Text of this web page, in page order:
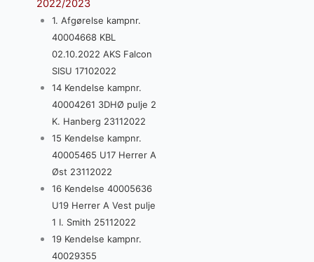
2022/2023
1. Afgørelse kampnr.
40004668 KBL
02.10.2022 AKS Falcon
SISU 17102022
14 Kendelse kampnr.
40004261 3DHØ pulje 2
K. Hanberg 23112022
15 Kendelse kampnr.
40005465 U17 Herrer A
Øst 23112022
16 Kendelse 40005636
U19 Herrer A Vest pulje
1 I. Smith 25112022
19 Kendelse kampnr.
40029355